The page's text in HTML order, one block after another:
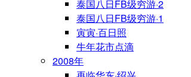
泰国八日FB级穷游·2
泰国八日FB级穷游·1
寅寅·百日照
牛年花市点滴
2008年